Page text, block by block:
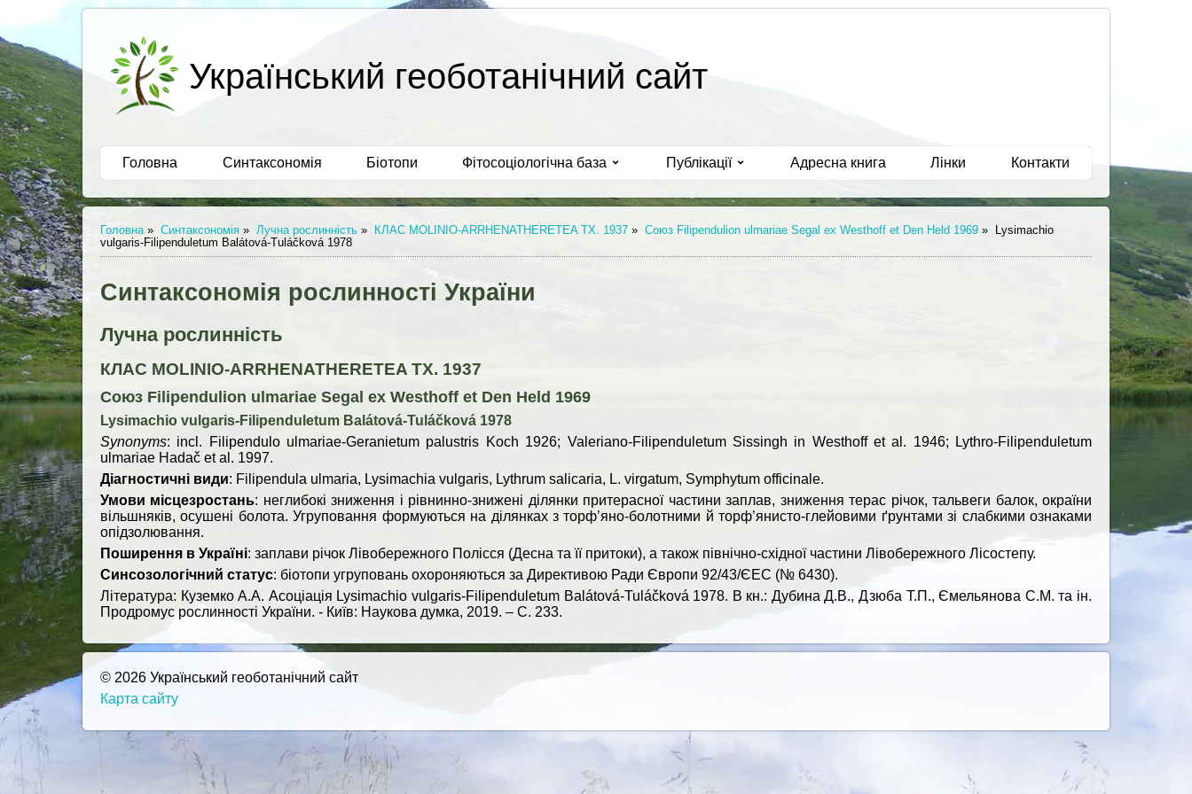
Український геоботанічний сайт
Головна Синтаксономія Біотопи Фітосоціологічна база Публікації Адресна книга Лінки Контакти
Головна » Синтаксономія » Лучна рослинність » КЛАС MOLINIO-ARRHENATHERETEA TX. 1937 » Союз Filipendulion ulmariae Segal ex Westhoff et Den Held 1969 »
Lysimachio
vulgaris-Filipenduletum Balátová-Tuláčková 1978
Синтаксономія рослинності України
Лучна рослинність
КЛАС MOLINIO-ARRHENATHERETEA TX. 1937
Союз Filipendulion ulmariae Segal ex Westhoff et Den Held 1969
Lysimachio vulgaris-Filipenduletum Balátová-Tuláčková 1978
Synonyms: incl. Filipendulo ulmariae-Geranietum palustris Koch 1926; Valeriano-Filipenduletum Sissingh in Westhoff et al. 1946; Lythro-Filipenduletum
ulmariae Hadač et al. 1997.
Діагностичні види: Filipendula ulmaria, Lysimachia vulgaris, Lythrum salicaria, L. virgatum, Symphytum officinale.
Умови місцезростань: неглибокі зниження і рівнинно-знижені ділянки притерасної частини заплав, зниження терас річок, тальвеги балок, окраїни
вільшняків, осушені болота. Угруповання формуються на ділянках з торф’яно-болотними й торф’янисто-глейовими ґрунтами зі слабкими ознаками
опідзолювання.
Поширення в Україні: заплави річок Лівобережного Полісся (Десна та її притоки), а також північно-східної частини Лівобережного Лісостепу.
Синсозологічний статус: біотопи угруповань охороняються за Директивою Ради Європи 92/43/ЄЕС (№ 6430).
Література: Куземко А.А. Асоціація Lysimachio vulgaris-Filipenduletum Balátová-Tuláčková 1978. В кн.: Дубина Д.В., Дзюба Т.П., Ємельянова С.М. та ін.
Продромус рослинності України. - Київ: Наукова думка, 2019. – С. 233.
© 2026 Український геоботанічний сайт
Карта сайту